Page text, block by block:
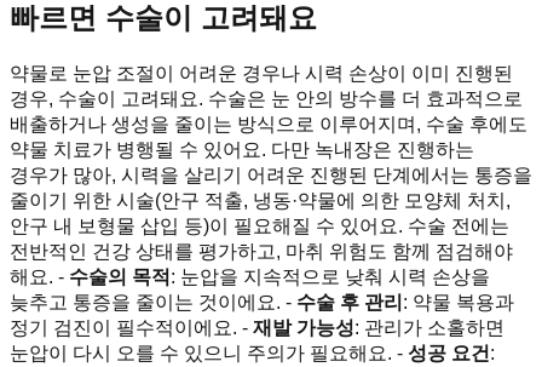
빠르면 수술이 고려돼요
약물로 눈압 조절이 어려운 경우나 시력 손상이 이미 진행된
경우, 수술이 고려돼요. 수술은 눈 안의 방수를 더 효과적으로
배출하거나 생성을 줄이는 방식으로 이루어지며, 수술 후에도
약물 치료가 병행될 수 있어요. 다만 녹내장은 진행하는
경우가 많아, 시력을 살리기 어려운 진행된 단계에서는 통증을
줄이기 위한 시술(안구 적출, 냉동·약물에 의한 모양체 처치,
안구 내 보형물 삽입 등)이 필요해질 수 있어요. 수술 전에는
전반적인 건강 상태를 평가하고, 마취 위험도 함께 점검해야
해요. - 수술의 목적 : 눈압을 지속적으로 낮춰 시력 손상을
늦추고 통증을 줄이는 것이에요. - 수술 후 관리 : 약물 복용과
정기 검진이 필수적이에요. - 재발 가능성: 관리가 소홀하면
눈압이 다시 오를 수 있으니 주의가 필요해요. - 성공 요건 :